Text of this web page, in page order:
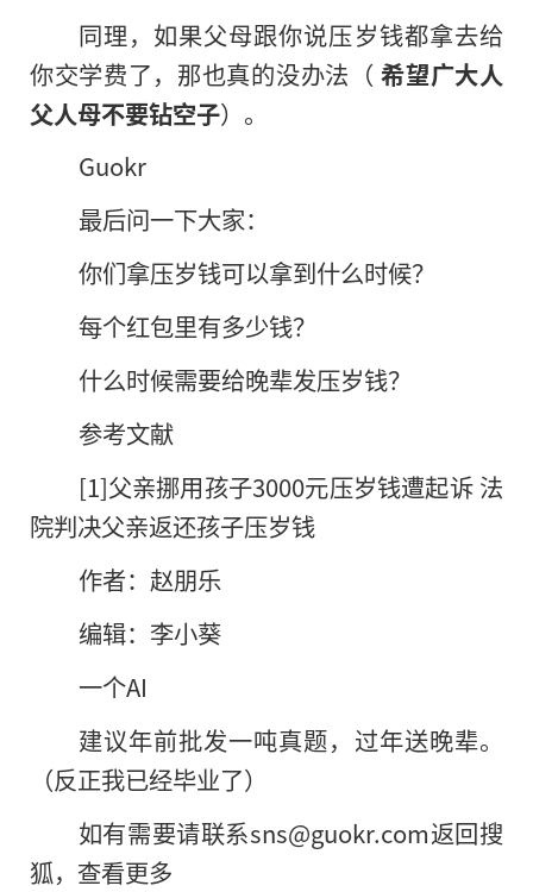
同理，如果父母跟你说压岁钱都拿去给
你交学费了，那也真的没办法（希望广大人
父人母不要钻空子）。
Guokr
最后问一下大家：
你们拿压岁钱可以拿到什么时候？
每个红包里有多少钱？
什么时候需要给晚辈发压岁钱？
参考文献
[1]父亲挪用孩子3000元压岁钱遭起诉 法
院判决父亲返还孩子压岁钱
作者：赵朋乐
编辑：李小葵
一个AI
建议年前批发一吨真题，过年送晚辈。
（反正我已经毕业了）
如有需要请联系sns@guokr.com返回搜
狐，查看更多